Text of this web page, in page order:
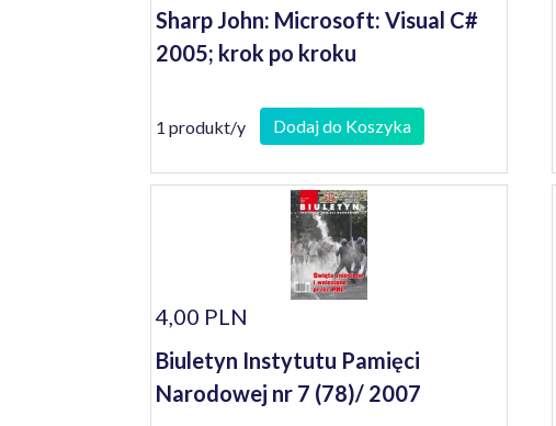
Sharp John: Microsoft: Visual C#
2005; krok po kroku
1 produkt/y Dodaj do Koszyka
4,00 PLN
Biuletyn Instytutu Pamięci
Narodowej nr 7 (78)/ 2007